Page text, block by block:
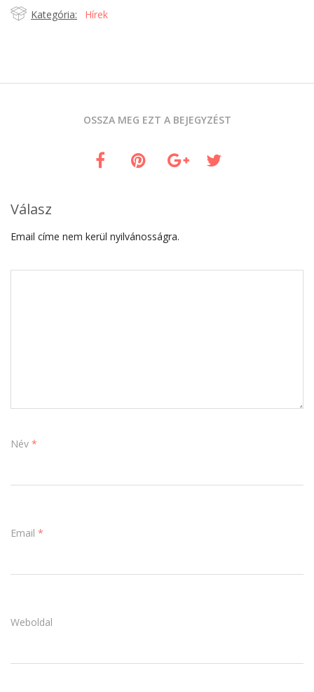
Kategória: Hírek
OSSZA MEG EZT A BEJEGYZÉST
Válasz
Email címe nem kerül nyilvánosságra.
Név *
Email *
Weboldal